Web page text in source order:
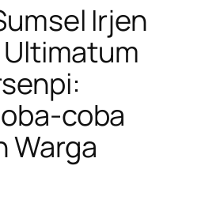
Irjen
Ultimatum
coba
Warga